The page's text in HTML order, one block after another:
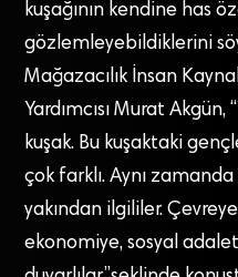
kuşağının kendine has
gözlemleyebildiklerini
Mağazacılık İnsan
Yardımcısı Murat
kuşak. Bu kuşaktaki
çok farklı. Aynı
yakından ilgililer.
ekonomiye, sosyal